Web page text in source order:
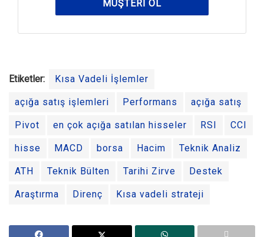
MÜŞTERI OL
Etiketler: Kısa Vadeli İşlemler
açığa satış işlemleri Performans açığa satış
Pivot en çok açığa satılan hisseler RSI CCI
hisse MACD borsa Hacim Teknik Analiz
ATH Teknik Bülten Tarihi Zirve Destek
Araştırma Direnç Kısa vadeli strateji